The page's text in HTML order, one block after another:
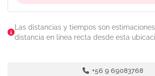
Las distancias y tiempos son
distancia en línea recta desde esta
+56 9 69083768